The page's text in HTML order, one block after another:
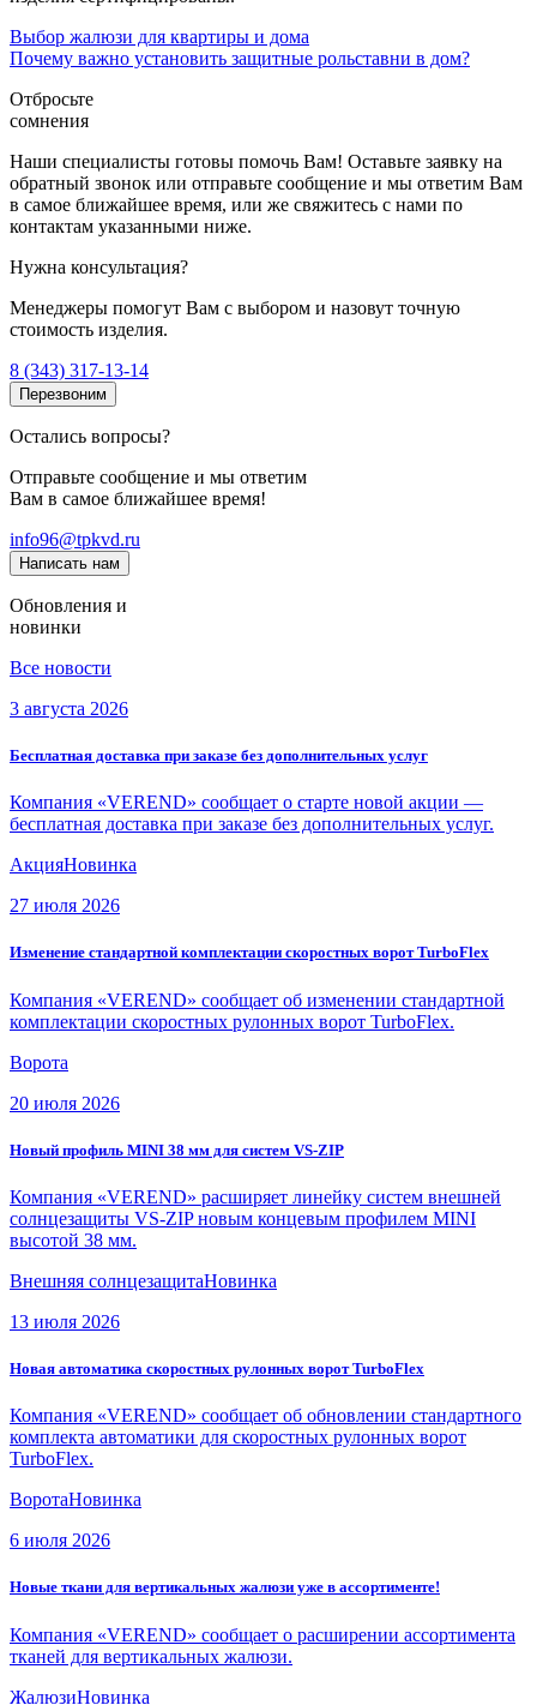
Выбор жалюзи для квартиры и дома
Почему важно установить защитные рольставни в дом?
Отбросьте
сомнения
Наши специалисты готовы помочь Вам! Оставьте заявку на
обратный звонок или отправьте сообщение и мы ответим Вам
в самое ближайшее время, или же свяжитесь с нами по
контактам указанными ниже.
Нужна консультация?
Менеджеры помогут Вам с выбором и назовут точную
стоимость изделия.
8 (343) 317-13-14
Перезвоним
Остались вопросы?
Отправьте сообщение и мы ответим
Вам в самое ближайшее время!
info96@tpkvd.ru
Написать нам
Обновления и
новинки
Все новости
3 августа 2026
Бесплатная доставка при заказе без дополнительных услуг
Компания «VEREND» сообщает о старте новой акции —
бесплатная доставка при заказе без дополнительных услуг.
АкцияНовинка
27 июля 2026
Изменение стандартной комплектации скоростных ворот TurboFlex
Компания «VEREND» сообщает об изменении стандартной
комплектации скоростных рулонных ворот TurboFlex.
Ворота
20 июля 2026
Новый профиль MINI 38 мм для систем VS-ZIP
Компания «VEREND» расширяет линейку систем внешней
солнцезащиты VS-ZIP новым концевым профилем MINI
высотой 38 мм.
Внешняя солнцезащитаНовинка
13 июля 2026
Новая автоматика скоростных рулонных ворот TurboFlex
Компания «VEREND» сообщает об обновлении стандартного
комплекта автоматики для скоростных рулонных ворот
TurboFlex.
ВоротаНовинка
6 июля 2026
Новые ткани для вертикальных жалюзи уже в ассортименте!
Компания «VEREND» сообщает о расширении ассортимента
тканей для вертикальных жалюзи.
ЖалюзиНовинка